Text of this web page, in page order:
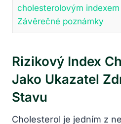
cholesterolovým indexem
Závěrečné poznámky
Rizikový Index
Jako Ukazatel
Stavu
Cholesterol⁢ je jedním z